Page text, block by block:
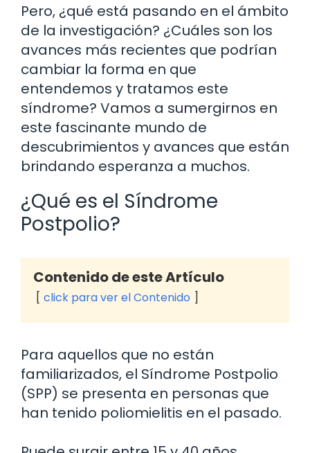
Pero, ¿qué está pasando en el ámbito
de la investigación? ¿Cuáles son los
avances más recientes que podrían
cambiar la forma en que
entendemos y tratamos este
síndrome? Vamos a sumergirnos en
este fascinante mundo de
descubrimientos y avances que están
brindando esperanza a muchos.
¿Qué es el Síndrome
Postpolio?
Contenido de este Artículo
click para ver el Contenido
Para aquellos que no están
familiarizados, el Síndrome Postpolio
(SPP) se presenta en personas que
han tenido poliomielitis en el pasado.